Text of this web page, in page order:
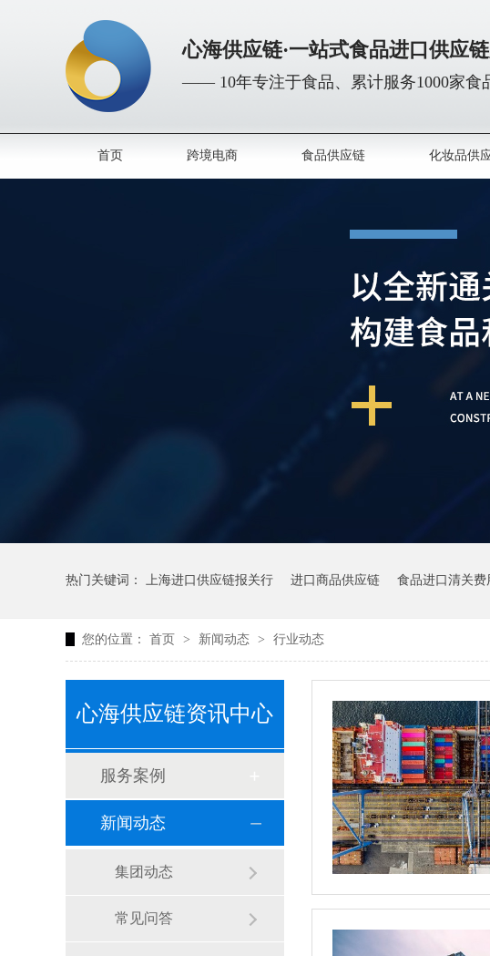
心海供应链·一站式食品进口供应
—— 10年专注于食品、累计服务1000家
首页 跨境电商 食品供应链 化妆品供
热门关键词： 上海进口供应链报关行 进口商品供应链 食品进口清关费
您的位置： 首页 > 新闻动态 > 行业动态
心海供应链资讯中心
服务案例
新闻动态
集团动态
常见问答